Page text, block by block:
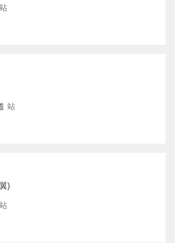
站
站
)
站